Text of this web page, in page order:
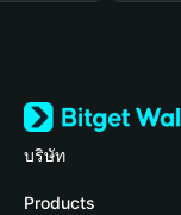
บริษัท
เกี่ยวกับ Bitget Wallet
Products